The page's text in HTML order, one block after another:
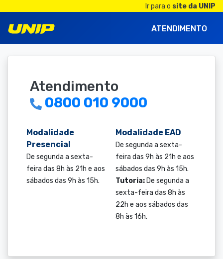
Ir para o site da UNIP
ATENDIMENTO
Atendimento
0800 010 9000
Modalidade
Presencial
De segunda a sexta-
feira das 8h às 21h e aos
sábados das 9h às 15h.
Modalidade EAD
De segunda a sexta-
feira das 9h às 21h e aos
sábados das 9h às 15h.
Tutoria: De segunda a
sexta-feira das 8h às
22h e aos sábados das
8h às 16h.